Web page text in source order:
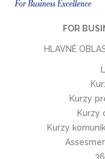
FOR
HLAVNÉ
Kurzy
Kurzy
Kurzy